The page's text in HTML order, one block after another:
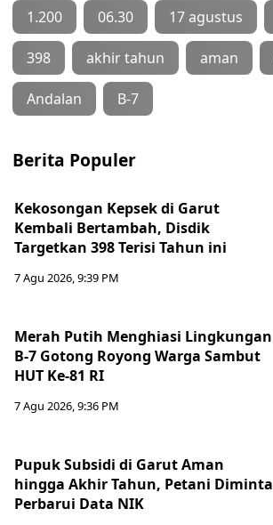
1.200 06.30 17 agustus
398 akhir tahun aman
Andalan B-7
Berita Populer
Kekosongan Kepsek di Garut
Kembali Bertambah, Disdik
Targetkan 398 Terisi Tahun ini
7 Agu 2026, 9:39 PM
Merah Putih Menghiasi Lingkungan
B-7 Gotong Royong Warga Sambut
HUT Ke-81 RI
7 Agu 2026, 9:36 PM
Pupuk Subsidi di Garut Aman
hingga Akhir Tahun, Petani Diminta
Perbarui Data NIK